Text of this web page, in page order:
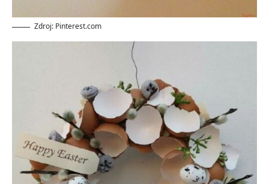
Zdroj: Pinterest.com